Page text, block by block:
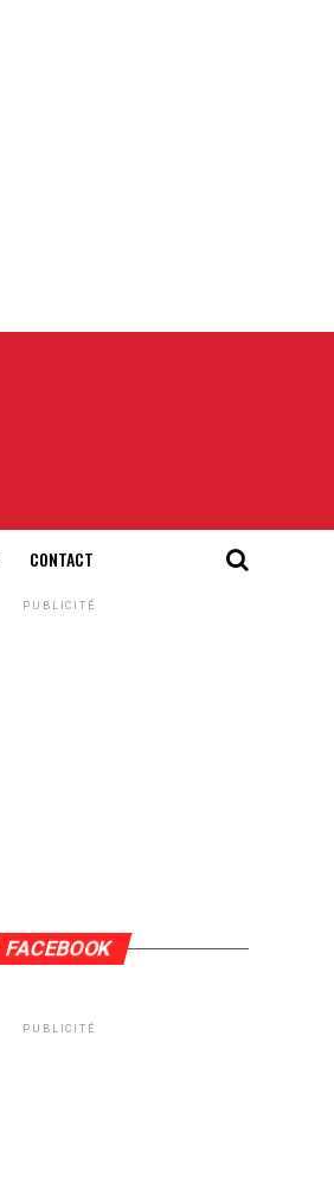
CONTACT
PUBLICITÉ
FACEBOOK
PUBLICITÉ